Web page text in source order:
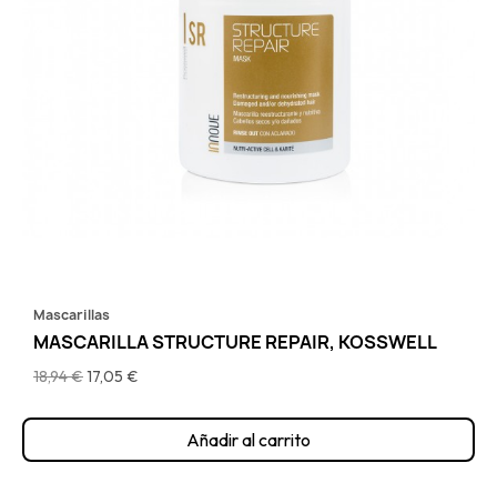
Mascarillas
MASCARILLA STRUCTURE REPAIR, KOSSWELL
18,94 €17,05 €
Añadir al carrito